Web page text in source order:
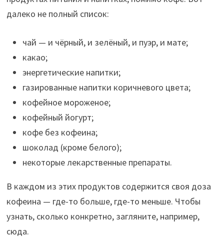
далеко не полный список:
чай — и чёрный, и зелёный, и пуэр, и мате;
какао;
энергетические напитки;
газированные напитки коричневого цвета;
кофейное мороженое;
кофейный йогурт;
кофе без кофеина;
шоколад (кроме белого);
некоторые лекарственные препараты.
В каждом из этих продуктов содержится своя доза
кофеина — где-то больше, где-то меньше. Чтобы
узнать, сколько конкретно, загляните, например,
сюда.